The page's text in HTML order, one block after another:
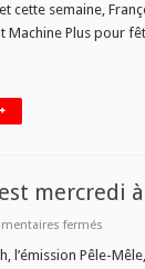
cette semaine,
Machine Plus pour
mercredi
fermés
Mêle,
l’émission Pêle-